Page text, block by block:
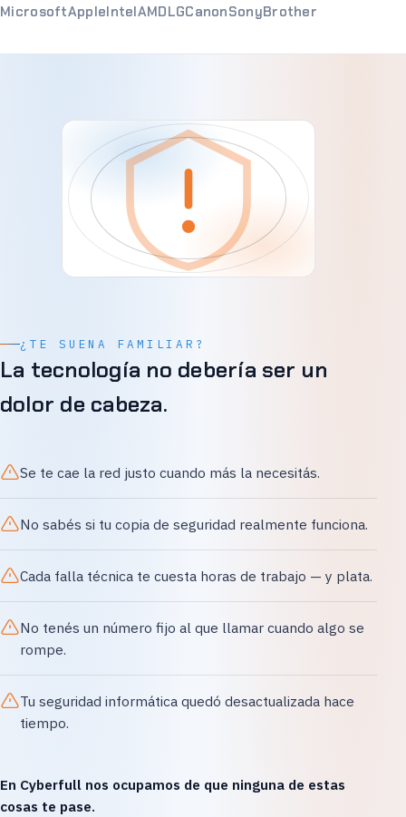
MicrosoftAppleIntelAMDLGCanonSonyBrother
¿TE SUENA FAMILIAR?
La tecnología no debería ser un
dolor de cabeza.
Se te cae la red justo cuando más la necesitás.
No sabés si tu copia de seguridad realmente funciona.
Cada falla técnica te cuesta horas de trabajo — y plata.
No tenés un número fijo al que llamar cuando algo se
rompe.
Tu seguridad informática quedó desactualizada hace
tiempo.
En Cyberfull nos ocupamos de que ninguna de estas
cosas te pase.